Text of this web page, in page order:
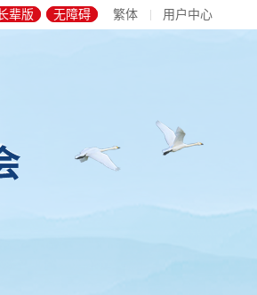
辈版 无障碍 繁体 用户中心